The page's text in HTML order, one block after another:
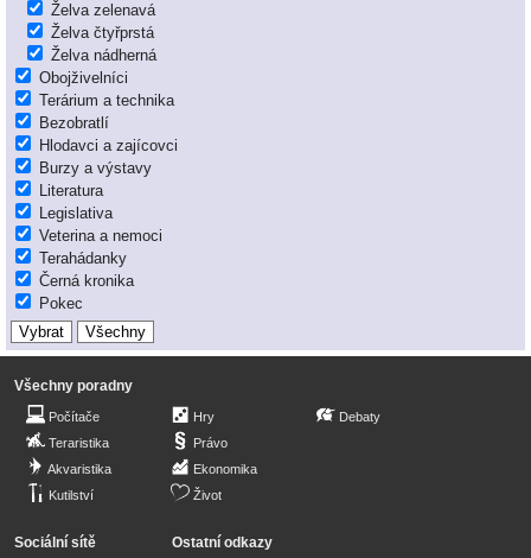
Želva zelenavá
Želva čtyřprstá
Želva nádherná
Obojživelníci
Terárium a technika
Bezobratlí
Hlodavci a zajícovci
Burzy a výstavy
Literatura
Legislativa
Veterina a nemoci
Terahádanky
Černá kronika
Pokec
Všechny poradny
Počítače
Teraristika
Akvaristika
Kutilství
Hry
Právo
Ekonomika
Život
Debaty
Sociální sítě Ostatní odkazy